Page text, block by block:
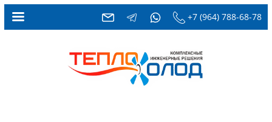
+7 (964) 788-68-78